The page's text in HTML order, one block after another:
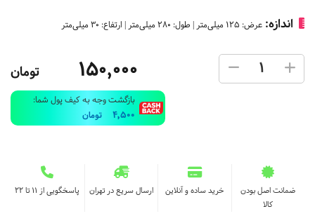
اندازه: عرض: 125 میلی‌متر | طول: 280 میلی‌متر | ارتفاع: 30 میلی‌متر
150,000 تومان
بازگشت وجه به کیف پول شما:
4,500 تومان
ضمانت اصل بودن
کالا
خرید ساده و آنلاین ارسال سریع در تهران پاسخگویی از ۱۱ تا ۲۲